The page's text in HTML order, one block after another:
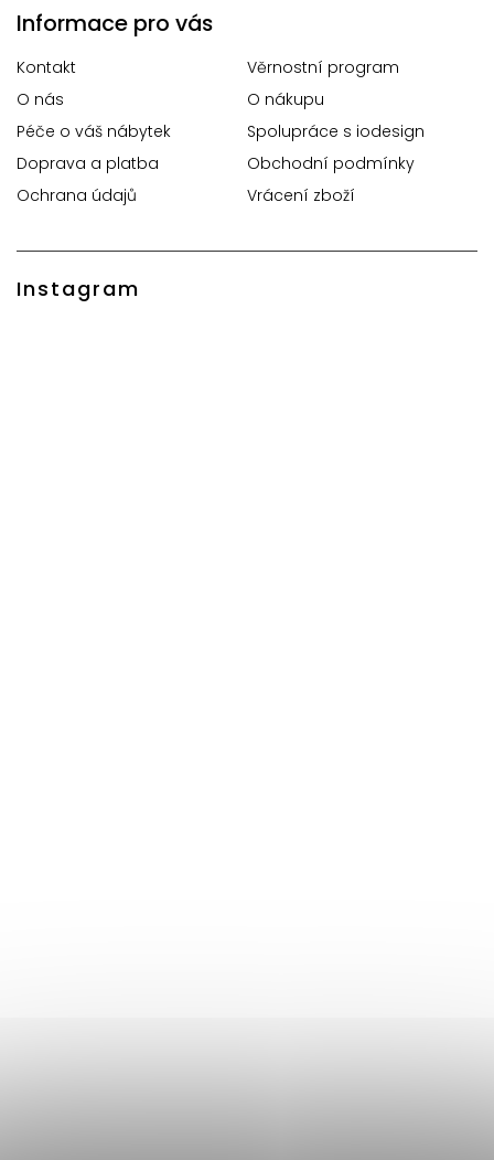
Informace pro vás
Kontakt
Věrnostní program
O nás
O nákupu
Péče o váš nábytek
Spolupráce s iodesign
Doprava a platba
Obchodní podmínky
Ochrana údajů
Vrácení zboží
Instagram